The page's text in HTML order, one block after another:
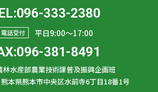
333-2380
電話受付 平日9:00〜17:00
381-8491
林水産部農業技術課普及振興企画班
熊本県熊本市中央区水前寺6丁目18番1号